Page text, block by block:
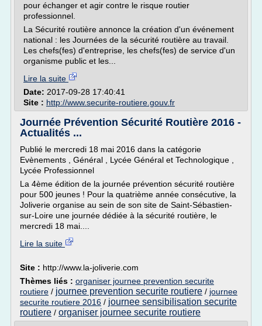
pour échanger et agir contre le risque routier
professionnel.
La Sécurité routière annonce la création d'un événement
national : les Journées de la sécurité routière au travail.
Les chefs(fes) d'entreprise, les chefs(fes) de service d'un
organisme public et les...
Lire la suite
Date: 2017-09-28 17:40:41
Site : http://www.securite-routiere.gouv.fr
Journée Prévention Sécurité Routière 2016 -
Actualités ...
Publié le mercredi 18 mai 2016 dans la catégorie
Evènements , Général , Lycée Général et Technologique ,
Lycée Professionnel
La 4ème édition de la journée prévention sécurité routière
pour 500 jeunes ! Pour la quatrième année consécutive, la
Joliverie organise au sein de son site de Saint-Sébastien-
sur-Loire une journée dédiée à la sécurité routière, le
mercredi 18 mai....
Lire la suite
Site : http://www.la-joliverie.com
Thèmes liés : organiser journee prevention securite
routiere / journee prevention securite routiere / journee
securite routiere 2016 / journee sensibilisation securite
routiere / organiser journee securite routiere